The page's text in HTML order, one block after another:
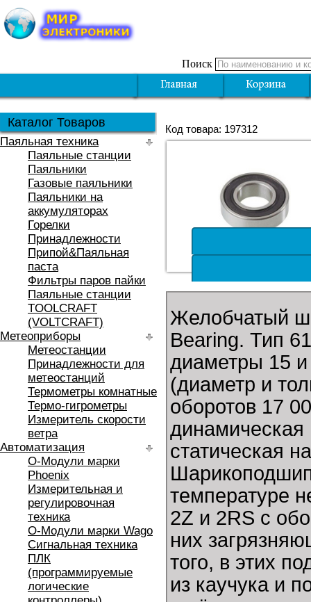
Поиск
Каталог Товаров
Паяльная техника
Паяльные станции
Паяльники
Газовые паяльники
Паяльники на
аккумуляторах
Горелки
Принадлежности
Припой&Паяльная
паста
Фильтры паров пайки
Паяльные станции
TOOLCRAFT
(VOLTCRAFT)
Метеоприборы
Метеостанции
Принадлежности для
метеостанций
Термометры комнатные
Термо-гигрометры
Измеритель скорости
ветра
Автоматизация
O-Модули марки
Phoenix
Измерительная и
регулировочная
техника
O-Модули марки Wago
Сигнальная техника
ПЛК
(программируемые
логические
Код товара: 197312
Желобчатый
Bearing. Тип
диаметры 15
(диаметр и
оборотов 17
статическая
температуре
2Z и 2RS с
них
того, в этих
из каучука и